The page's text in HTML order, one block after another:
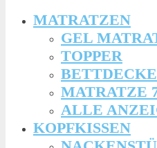
MATRATZEN
GEL
TOPPER
MATRATZE
ALLE
KOPFKISSEN